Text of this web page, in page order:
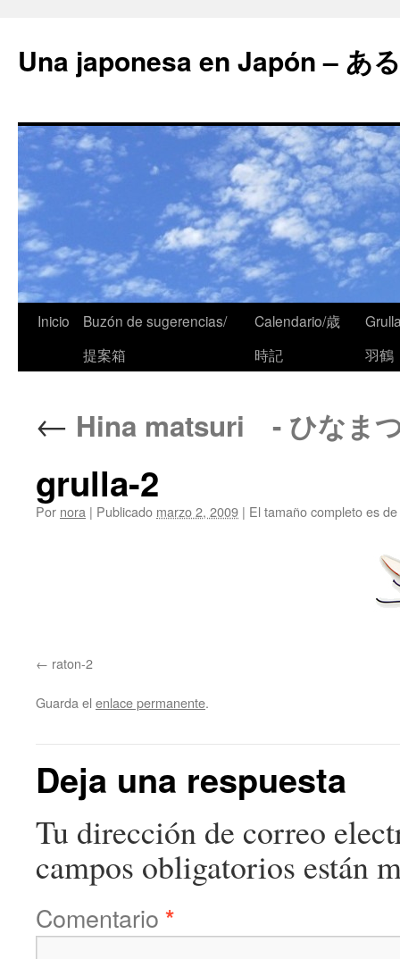
Una japonesa en Japón – あ
Inicio
Buzón de sugerencias/
提案箱
Calendario/歳
時記
羽鶴
← Hina matsuri - ひなま
grulla-2
Por nora | Publicado marzo 2, 2009 | El tamaño completo es de
raton-2
Guarda el enlace permanente.
Deja una respuesta
Tu dirección de correo
campos obligatorios están
Comentario *